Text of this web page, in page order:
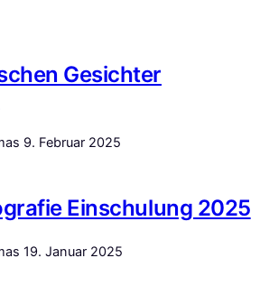
Gesichter
9. Februar 2025
Einschulung 2025
19. Januar 2025